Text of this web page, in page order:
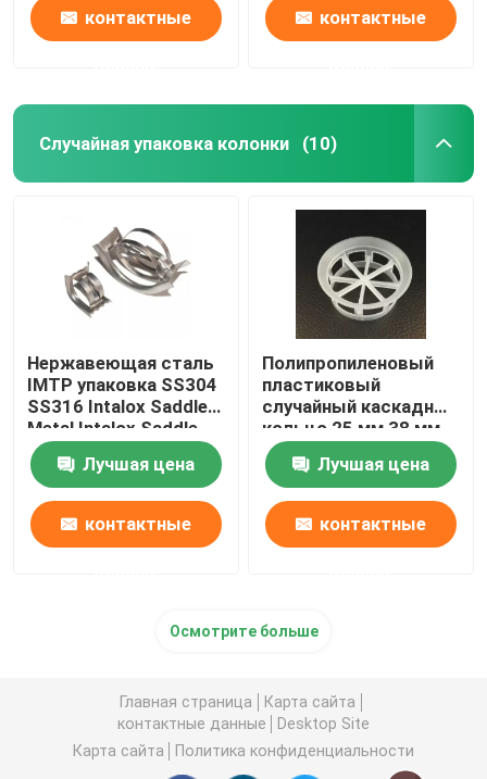
контактные контактные
Случайная упаковка колонки (10)
Нержавеющая сталь
IMTP упаковка SS304
SS316 Intalox Saddle
Metal Intalox Saddle
Лучшая цена
контактные
Полипропиленовый
пластиковый
случайный каскадный
кольцо 25 мм 38 мм
50 мм 76 мм
Лучшая цена
контактные
Осмотрите больше
Главная страница
Карта сайта
контактные данные
Desktop Site
Карта сайта
Политика конфиденциальности